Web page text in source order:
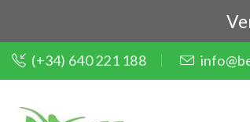
(+34) 640 221 188